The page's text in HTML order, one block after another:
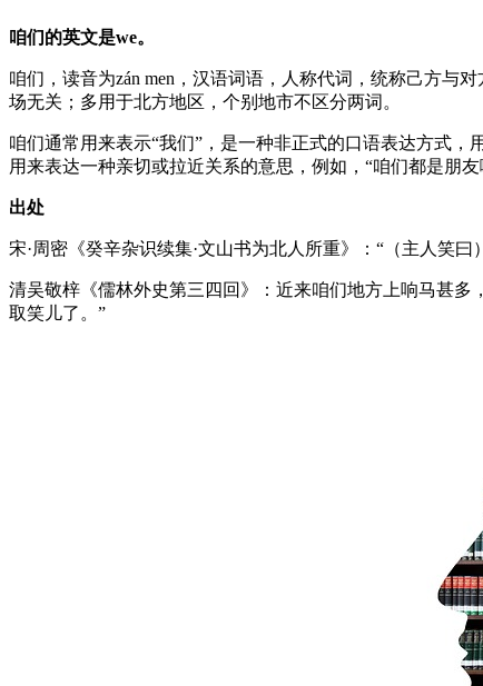
咱们的英文是we。
咱们，读音为zán men，汉语词语，人称代词，统称己方与
场无关；多用于北方地区，个别地市不区分两词。
咱们通常用来表示“我们”，是一种非正式的口语表达方式
用来表达一种亲切或拉近关系的意思，例如，“咱们都是朋
出处
宋·周密《癸辛杂识续集·文山书为北人所重》：“（主人笑
清吴敬梓《儒林外史第三四回》：近来咱们地方上响马甚
取笑儿了。”